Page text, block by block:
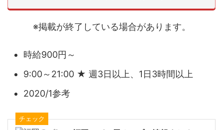
※掲載が終了している場合があります。
時給900円～
9:00～21:00 ★ 週3日以上、1日3時間以上
2020/1参考
チェック